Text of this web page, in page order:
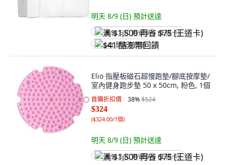
明天 8/9 (日) 預計送達
满 $1,500 再省 $75 (王道卡)
$41 酷澎幣回饋
Elio 指壓板磁石超慢跑墊/腳底按摩墊/
室內健身跑步墊 50 x 50cm, 粉色, 1個
首購折扣價 38%$524
$324
($324.00/1個)
明天 8/9 (日) 預計送達
满 $1,500 再省 $75 (王道卡)